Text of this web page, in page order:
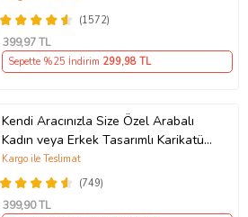
Ablaya Abiye Kız Erkek Kardeşe
Arkadaşa Resimli Günü Yıl Dönümü
Hediyesi
(1572)
399,97 TL
Sepette %25 İndirim 299,98 TL
Kendi Aracınızla Size Özel Arabalı
Kadın veya Erkek Tasarımlı Karikatür
Biblo , Babalar Günü Hediyesi,
Erkeğe Hediye, Rent A Car Hediyesi
(749)
Kargo ile Teslimat
399,90 TL